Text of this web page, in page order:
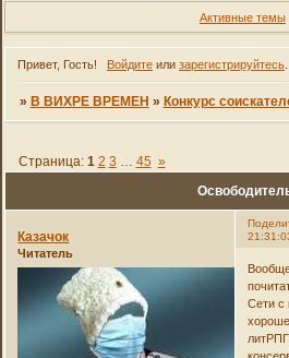
Активные темы
Привет, Гость! Войдитеили зарегистрируйтесь.
» В ВИХРЕ ВРЕМЕН » Конкурс
Страница: 1 2 3 … 45 »
Казачок
Читатель
Сети с